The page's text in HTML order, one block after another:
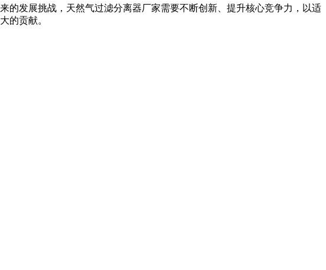
的发展挑战，天然气过滤分离器厂家需要不断创新、提升核心竞争力，以适
的贡献。